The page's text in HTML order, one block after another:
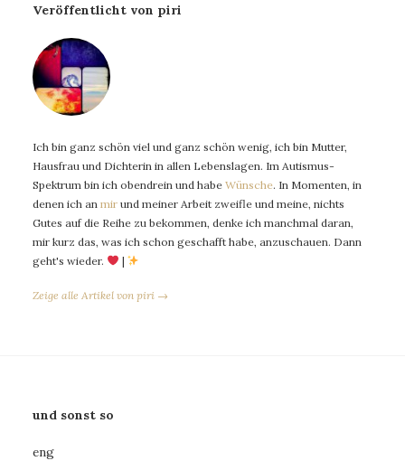
Veröffentlicht von piri
Ich bin ganz schön viel und ganz schön wenig, ich bin Mutter,
Hausfrau und Dichterin in allen Lebenslagen. Im Autismus-
Spektrum bin ich obendrein und habe Wünsche. In Momenten, in
denen ich an mir und meiner Arbeit zweifle und meine, nichts
Gutes auf die Reihe zu bekommen, denke ich manchmal daran,
mir kurz das, was ich schon geschafft habe, anzuschauen. Dann
geht's wieder.
|
Zeige alle Artikel von piri →
und sonst so
eng